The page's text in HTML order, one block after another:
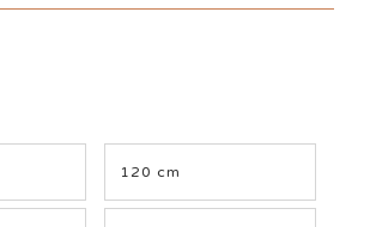
120 cm